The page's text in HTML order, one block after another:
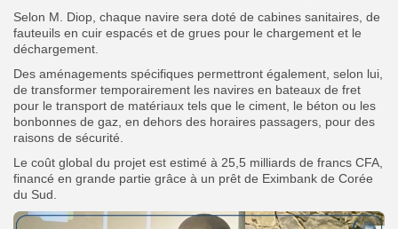
Selon M. Diop, chaque navire sera doté de cabines sanitaires, de
fauteuils en cuir espacés et de grues pour le chargement et le
déchargement
Des aménagements spécifiques permettront également, selon lui,
de transformer temporairement les navires en bateaux de fret
pour le transport de matériaux tels que le ciment, le béton ou les
bonbonnes de gaz, en dehors des horaires passagers , pour des
raisons de sécurité.
Le coût global du projet est estimé à 25,5 milliards de francs CFA
financé en grande partie grâce à un prêt de Eximbank de Corée
du Sud